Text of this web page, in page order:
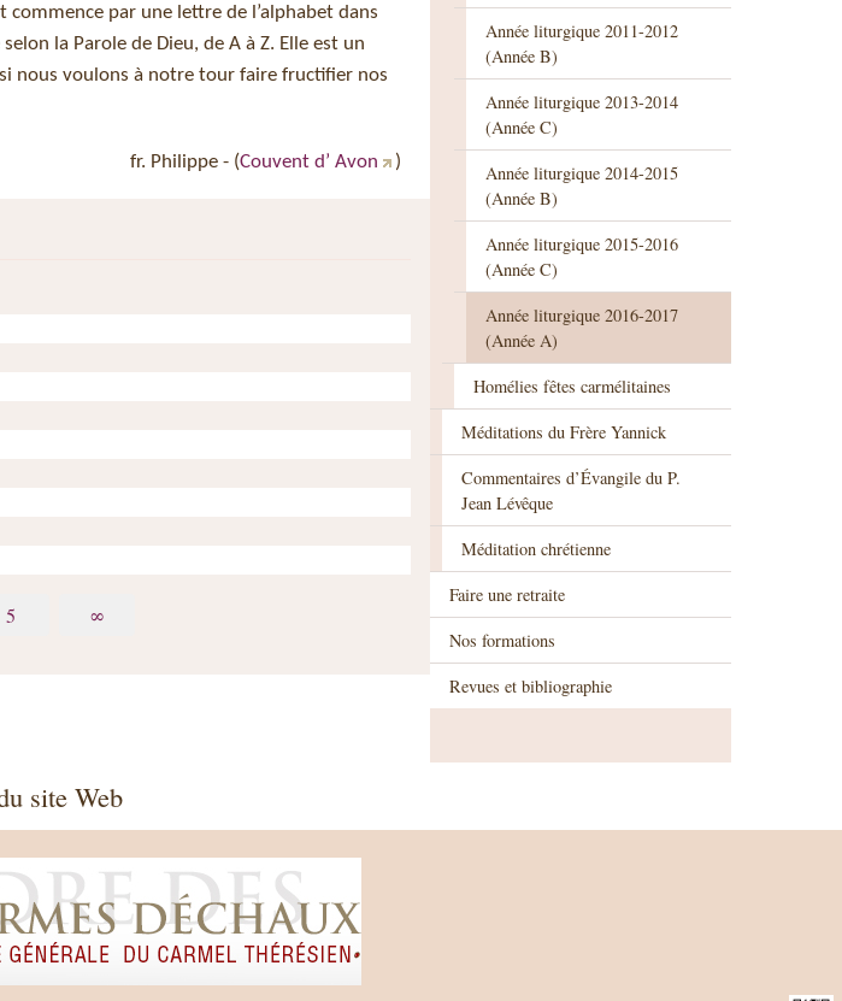
par une lettre de l’alphabet dans
la Parole de Dieu, de A à Z. Elle est un
nous voulons à notre tour faire fructifier nos
fr. Philippe - (Couvent d’ Avon )
5 ∞
Année liturgique 2011-2012
(Année B)
Année liturgique 2013-2014
(Année C)
Année liturgique 2014-2015
(Année B)
Année liturgique 2015-2016
(Année C)
Année liturgique 2016-2017
(Année A)
Homélies fêtes carmélitaines
Méditations du Frère Yannick
Commentaires d’Évangile du P.
Jean Lévêque
Méditation chrétienne
Faire une retraite
Nos formations
Revues et bibliographie
site Web